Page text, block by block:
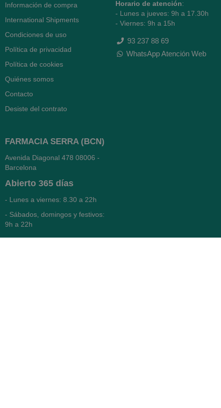
Información de compra
International Shipments
Condiciones de uso
Política de privacidad
Política de cookies
Quiénes somos
Contacto
Desiste del contrato
Horario de atención:
- Lunes a jueves: 9h a 17.30h
- Viernes: 9h a 15h
93 237 88 69
WhatsApp Atención Web
FARMACIA SERRA (BCN)
Avenida Diagonal 478 08006 -
Barcelona
Abierto 365 días
- Lunes a viernes: 8.30 a 22h
- Sábados, domingos y festivos:
9h a 22h